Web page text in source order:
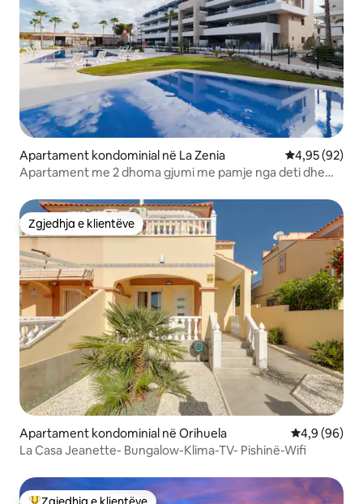
Apartament kondominial në La Zenia Vlerësimi
4,95 (92)
Apartament me 2 dhoma gjumi me pamje nga deti dhe
Zgjedhja e klientëve
Zgjedhja e klientëve
Apartament kondominial në Orihuela Vlerësimi
4,9 (96)
La Casa Jeanette- Bungalow-Klima-TV- Pishinë-Wifi